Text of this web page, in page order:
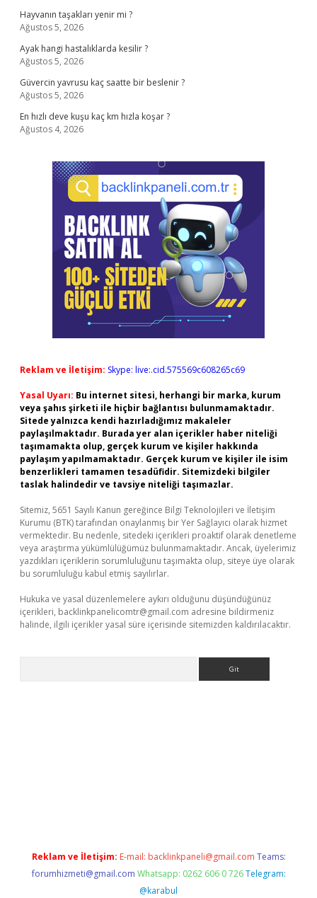
Hayvanın taşakları yenir mi ?
Ağustos 5, 2026
Ayak hangi hastalıklarda kesilir ?
Ağustos 5, 2026
Güvercin yavrusu kaç saatte bir beslenir ?
Ağustos 5, 2026
En hızlı deve kuşu kaç km hızla koşar ?
Ağustos 4, 2026
Reklam ve İletişim: Skype: live:.cid.575569c608265c69
Yasal Uyarı: Bu internet sitesi, herhangi bir marka, kurum
veya şahıs şirketi ile hiçbir bağlantısı bulunmamaktadır.
Sitede yalnızca kendi hazırladığımız makaleler
paylaşılmaktadır. Burada yer alan içerikler haber niteliği
taşımamakta olup, gerçek kurum ve kişiler hakkında
paylaşım yapılmamaktadır. Gerçek kurum ve kişiler ile isim
benzerlikleri tamamen tesadüfidir. Sitemizdeki bilgiler
taslak halindedir ve tavsiye niteliği taşımazlar.
Sitemiz, 5651 Sayılı Kanun gereğince Bilgi Teknolojileri ve İletişim
Kurumu (BTK) tarafından onaylanmış bir Yer Sağlayıcı olarak hizmet
vermektedir. Bu nedenle, sitedeki içerikleri proaktif olarak denetleme
veya araştırma yükümlülüğümüz bulunmamaktadır. Ancak, üyelerimiz
yazdıkları içeriklerin sorumluluğunu taşımakta olup, siteye üye olarak
bu sorumluluğu kabul etmiş sayılırlar.
Hukuka ve yasal düzenlemelere aykırı olduğunu düşündüğünüz
içerikleri, backlinkpanelicomtr@gmail.com adresine bildirmeniz
halinde, ilgili içerikler yasal süre içerisinde sitemizden kaldırılacaktır.
Reklam ve İletişim: E-mail: backlinkpaneli@gmail.com Teams:
forumhizmeti@gmail.com Whatsapp: 0262 606 0 726 Telegram:
@karabul